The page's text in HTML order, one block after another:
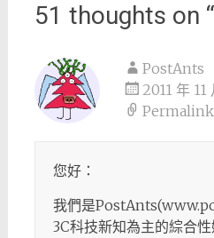
51 thoughts on “
PostAnts
2011 年 11
Permalink
您好：
我們是
3C科技新知為主的綜合